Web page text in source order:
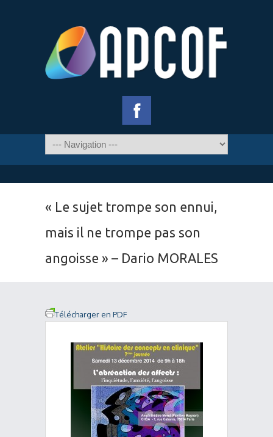
« Le sujet trompe son ennui,
mais il ne trompe pas son
angoisse » – Dario MORALES
Télécharger en PDF